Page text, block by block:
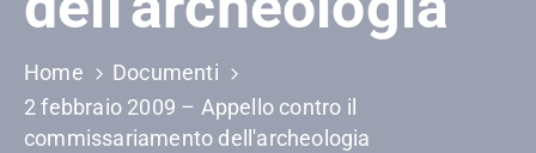
Home
Documenti
2 febbraio 2009 – Appello contro il
commissariamento dell'archeologia